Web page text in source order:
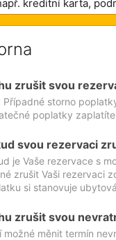
zrušit svou
Případné storno
poplatky
svou rezervaci
je Vaše rezervace s
zrušit Vaši rezervaci
si stanovuje
zrušit svou
možné měnit termín